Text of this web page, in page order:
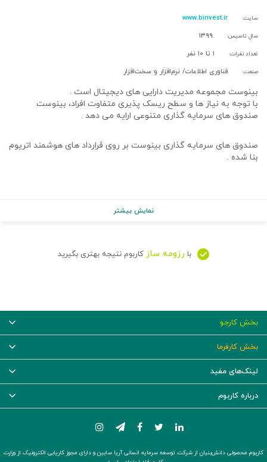
سایت: www.binvest.ir
سال تاسیس: ۱۳۹۹
تعداد نفرات: ۱ تا ۱۰ نفر
صنعت: فناوری اطلاعات/ نرم‌افزار و سخت‌افزار
بینوست مجموعه مدیریت دارایی های دیجیتال است .
با توجه به نیاز ها و سطح ریسک پذیری متفاوت افراد، بینوست
صندوق های سرمایه گذاری متنوعی ارایه می دهد .
صندوق های سرمایه گذاری بینوست بر روی قرارداد های هوشمند اتریوم
بنا شده .
نمایش بیشتر
با رزومه ساز کاربوم نتیجه بهتری بگیرید
بخش کارجو
بخش کارفرما
لینک‌های مفید
درباره کاربوم
کاربوم محصولی دانش‌بنیان از شرکت توسعه سرمایه انسانی آریا سابین و دارای مجوز کاریابی الکترونیک از وزارت